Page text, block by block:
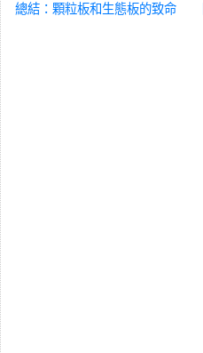
總結：顆粒板和生態板的致命